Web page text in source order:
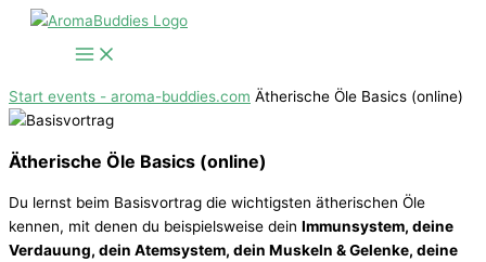
Zum
Start events - aroma-buddies.com Ätherische Öle Basics (online)
Ätherische Öle Basics (online)
Du lernst beim Basisvortrag die wichtigsten ätherischen Öle
kennen, mit denen du beispielsweise dein Immunsystem, deine
Verdauung, dein Atemsystem, dein Muskeln & Gelenke, deine